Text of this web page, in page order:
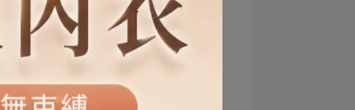
2026-05-18
長裙穿搭
顯瘦穿搭
約會穿搭
梨型身材穿搭